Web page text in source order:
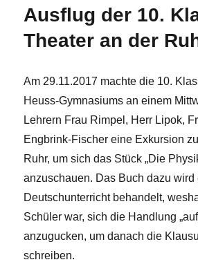
Ausflug der 10.
Theater an der
Am 29.11.2017 machte die 10.
Heuss-Gymnasiums an einem
Lehrern Frau Rimpel, Herr Lipok,
Engbrink-Fischer eine Exkursion
Ruhr, um sich das Stück „Die
anzuschauen. Das Buch dazu wird
Deutschunterricht behandelt,
Schüler war, sich die Handlung
anzugucken, um danach die
schreiben.